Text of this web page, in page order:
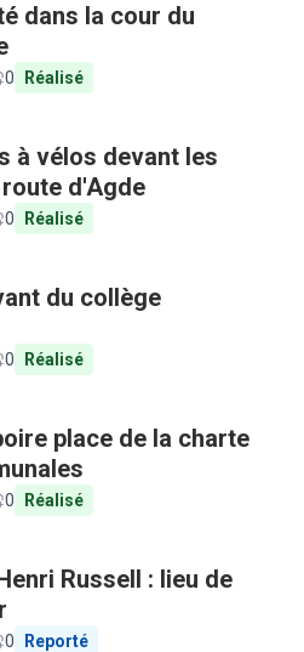
dans la cour du
0 Réalisé
à vélos devant les
d'Agde
0 Réalisé
du collège
0 Réalisé
place de la charte
0 Réalisé
Russell : lieu de
0 Reporté